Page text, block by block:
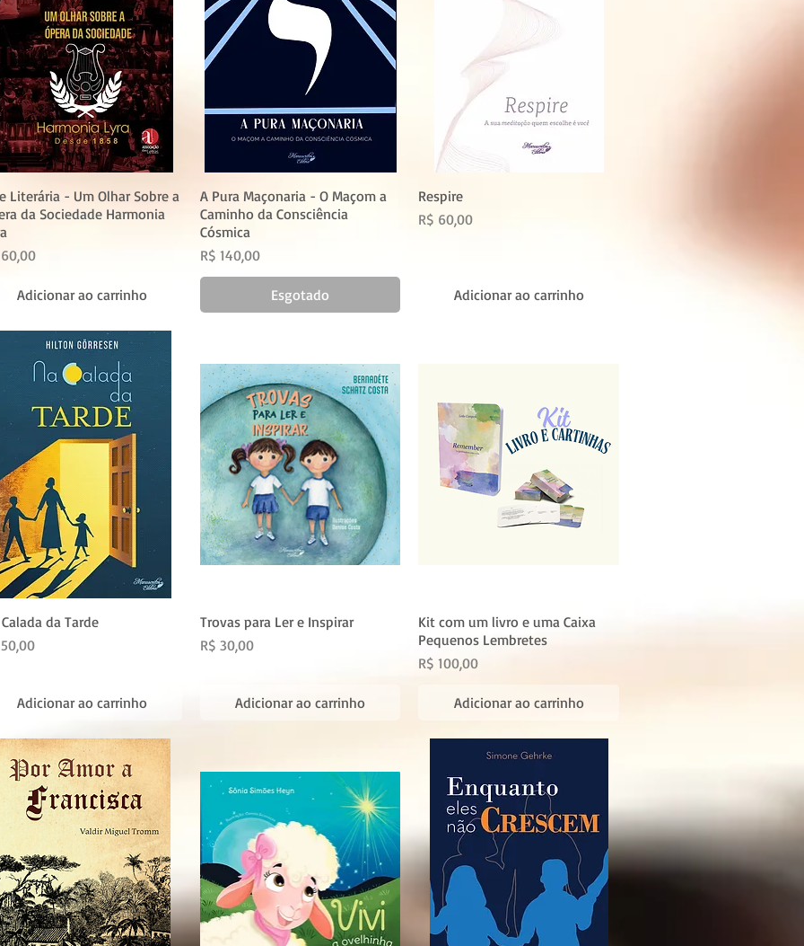
Literária - Um Olhar Sobre a
da Sociedade Harmonia
Adicionar ao carrinho
A Pura Maçonaria - O Maçom a
Caminho da Consciência
Cósmica
Preço
R$ 140,00
Esgotado
Respire
Preço
R$ 60,00
Adicionar ao carrinho
da Tarde
Adicionar ao carrinho
Trovas para Ler e Inspirar
Preço
R$ 30,00
Adicionar ao carrinho
Kit com um livro e uma Caixa
Pequenos Lembretes
Preço
R$ 100,00
Adicionar ao carrinho